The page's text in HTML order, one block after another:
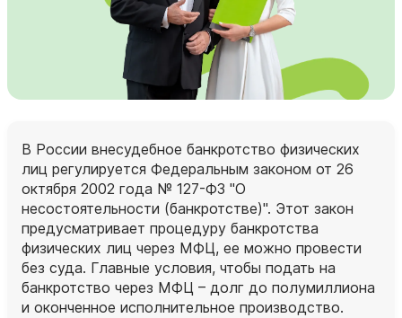
В России внесудебное банкротство физических
лиц регулируется Федеральным законом от 26
октября 2002 года № 127-ФЗ "О
несостоятельности (банкротстве)". Этот закон
предусматривает процедуру банкротства
физических лиц через МФЦ, ее можно провести
без суда. Главные условия, чтобы подать на
банкротство через МФЦ – долг до полумиллиона
и оконченное исполнительное производство.